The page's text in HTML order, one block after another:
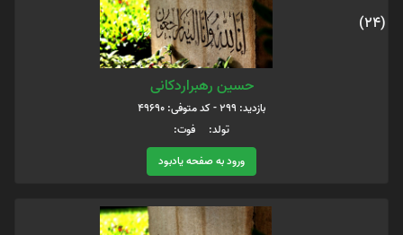
(24)
حسین رهبراردکانی
بازدید: 299 - کد متوفی: 49690
تولد: فوت:
ورود به صفحه یادبود